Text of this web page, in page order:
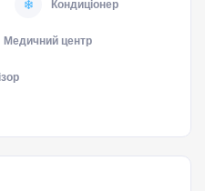
Кондиціонер
Медичний центр